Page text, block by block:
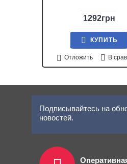
1292грн
КУПИТЬ
Отложить В
Подписывайтесь на
новостей.